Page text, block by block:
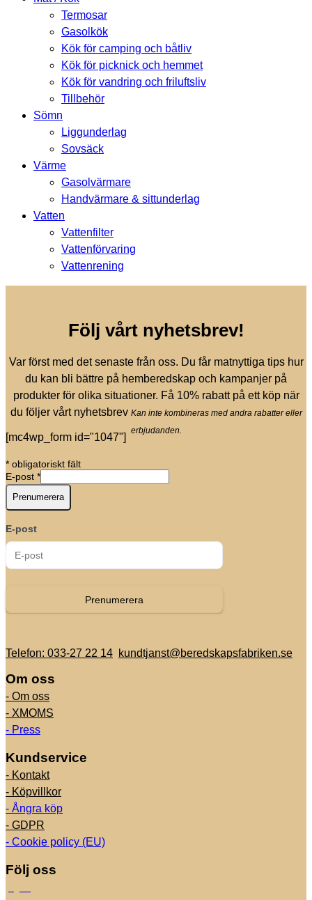
Termosar
Gasolkök
Kök för camping och båtliv
Kök för picknick och hemmet
Kök för vandring och friluftsliv
Tillbehör
Sömn
Liggunderlag
Sovsäck
Värme
Gasolvärmare
Handvärmare & sittunderlag
Vatten
Vattenfilter
Vattenförvaring
Vattenrening
Följ vårt nyhetsbrev!
Var först med det senaste från oss. Du får matnyttiga tips hur
du kan bli bättre på hemberedskap och kampanjer på
produkter för olika situationer. Få 10% rabatt på ett köp när
du följer vårt nyhetsbrev Kan inte kombineras med andra rabatter eller
erbjudanden.
[mc4wp_form id="1047"]
* obligatoriskt fält
E-post *
E-post
Prenumerera
Telefon: 033-27 22 14 kundtjanst@beredskapsfabriken.se
Om oss
- Om oss
- XMOMS
- Press
Kundservice
- Kontakt
- Köpvillkor
- Ångra köp
- GDPR
- Cookie policy (EU)
Följ oss